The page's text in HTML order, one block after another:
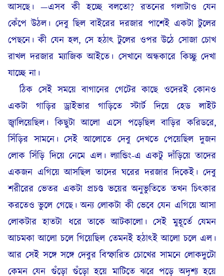
আসছে। —এসব কী হচ্ছে বলতো? রতনের গলাটাও যেন
কেঁপে উঠল। দেবু ছিল বাইরের দরজার পাশেই একটা টুলের
পেছনে। কী যেন হল, সে হঠাৎ টুলের ওপর উঠে সোজা চোখ
রাখল দরজার ম্যাজিক আইতে। সেখানে অন্ধকারে কিচ্ছু দেখা
যাচ্ছে না।
ঠিক সেই সময়ে বাগানের গেটের কাছে ওদেরই কোনও
একটা গাড়ির ড্রাইভার গাড়িতে স্টার্ট দিয়ে হেড লাইট
জ্বালিয়েছিল। কিছুটা আলো এসে পড়েছিল বাড়ির করিডরে,
সিঁড়ির সামনে। সেই আলোতে দেবু দেখতে পেয়েছিল দুজন
লোক সিঁড়ি দিয়ে নেমে এল। ল্যান্ডিং-এ একটু দাঁড়িয়ে তাদের
একজন এগিয়ে আসছিল তাদের ঘরের দরজার দিকেই। দেবু
শরীরের ভেতর একটা প্রচণ্ড ভয়ের অনুভুতিতে তখন চিৎকার
করতেও ভুলে গেছে। অন্য লোকটা কী ভেবে যেন এগিয়ে আসা
লোকটার হাতটা ধরে তাকে আটকালো। সেই মুহূর্তে যেমন
আচমকা আলো চলে গিয়েছিল তেমনই হঠাৎই আলো চলে এল।
আর সেই সঙ্গে সঙ্গে দেবুর বিস্ফারিত চোখের সামনে লোকদুটো
কেমন যেন গুঁড়ো গুঁড়ো হয়ে মাটিতে ঝরে পড়ে অদৃশ্য হয়ে